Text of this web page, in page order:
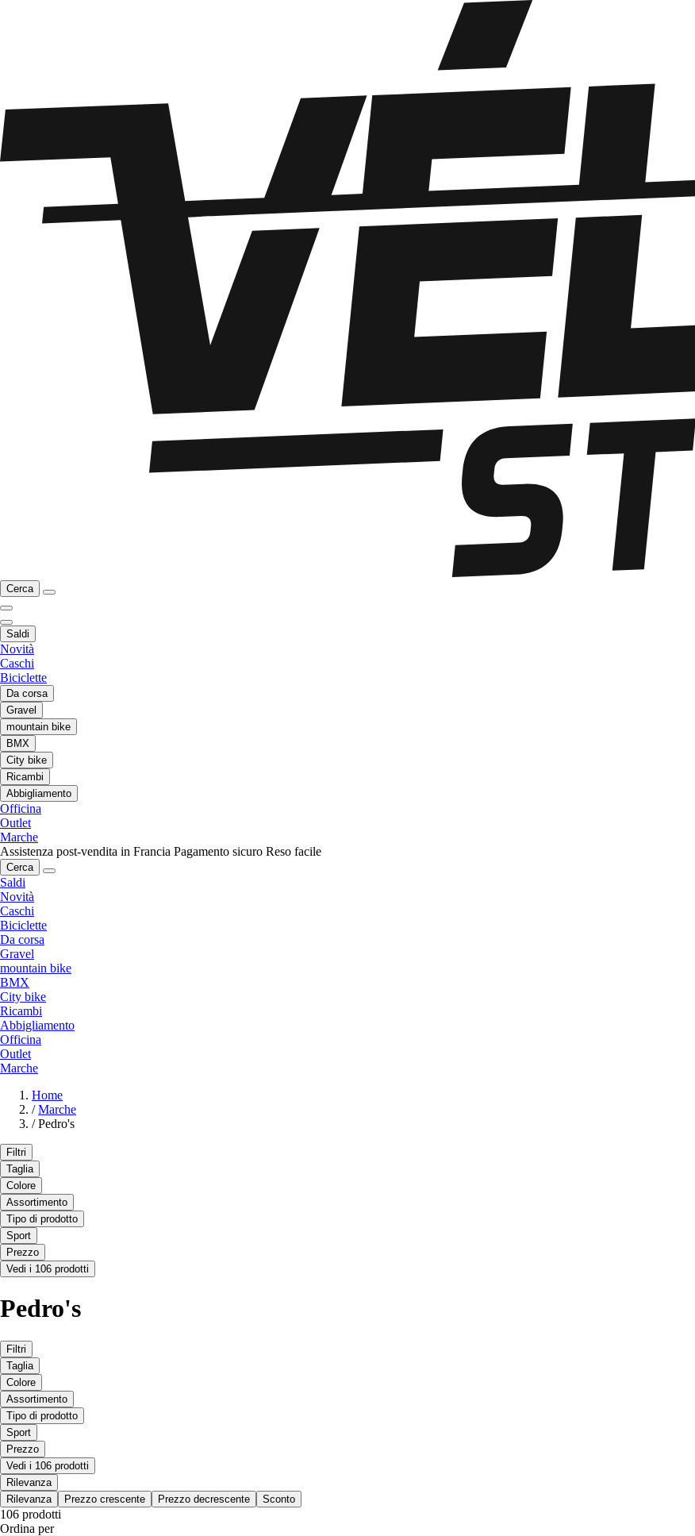
Cerca
Saldi
Novità
Caschi
Biciclette
Da corsa
Gravel
mountain bike
BMX
City bike
Ricambi
Abbigliamento
Officina
Outlet
Marche
Assistenza post-vendita in Francia Pagamento sicuro Reso facile
Cerca
Saldi
Novità
Caschi
Biciclette
Da corsa
Gravel
mountain bike
BMX
City bike
Ricambi
Abbigliamento
Officina
Outlet
Marche
Home
/ Marche
/ Pedro's
Filtri
Taglia
Colore
Assortimento
Tipo di prodotto
Sport
Prezzo
Vedi i 106 prodotti
Pedro's
Filtri
Taglia
Colore
Assortimento
Tipo di prodotto
Sport
Prezzo
Vedi i 106 prodotti
Rilevanza
Rilevanza
Prezzo crescente Prezzo decrescente Sconto
106 prodotti
Ordina per